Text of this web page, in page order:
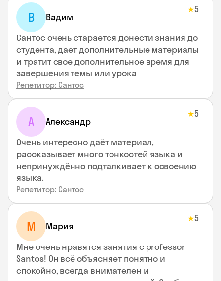
В Вадим
★5
Сантос очень старается донести знания до
студента, дает дополнительные материалы
и тратит свое дополнительное время для
завершения темы или урока
Репетитор: Сантос
А Александр
★5
Очень интересно даёт материал,
рассказывает много тонкостей языка и
непринуждённо подталкивает к освоению
языка.
Репетитор: Сантос
М Мария
★5
Мне очень нравятся занятия с professor
Santos! Он всё объясняет понятно и
спокойно, всегда внимателен и